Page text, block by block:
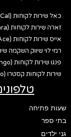
כאל שירות לקוחות (Cal)
זארה שירות לקוחות (Zara)
אייס שירות לקוחות (Ace)
רמי לוי שיווק השקמה
פנגו שירות לקוחות (Pango)
שירות לקוחות קסטרו (Castro)
שעות פתיחה
בתי ספר
גני ילדים